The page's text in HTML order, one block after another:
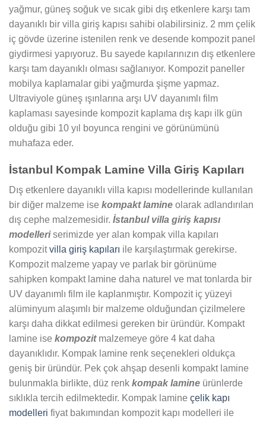
yağmur, güneş soğuk ve sıcak gibi dış etkenlere karşı tam
dayanıklı bir villa giriş kapısı sahibi olabilirsiniz. 2 mm çelik
iç gövde üzerine istenilen renk ve desende kompozit panel
giydirmesi yapıyoruz. Bu sayede kapılarınızın dış etkenlere
karşı tam dayanıklı olması sağlanıyor. Kompozit paneller
mobilya kaplamalar gibi yağmurda şişme yapmaz.
Ultraviyole güneş ışınlarına arşı UV dayanımlı film
kaplaması sayesinde kompozit kaplama dış kapı ilk gün
olduğu gibi 10 yıl boyunca rengini ve görünümünü
muhafaza eder.
İstanbul Kompak Lamine Villa Giriş Kapıları
Dış etkenlere dayanıklı villa kapısı modellerinde kullanılan
bir diğer malzeme ise kompakt lamine olarak adlandırılan
dış cephe malzemesidir. İstanbul villa giriş kapısı
modelleriserimizde yer alan kompak villa kapıları
kompozitvilla giriş kapıları ile karşılaştırmak gerekirse.
Kompozit malzeme yapay ve parlak bir görünüme
sahipken kompakt lamine daha naturel ve mat tonlarda bir
UV dayanımlı film ile kaplanmıştır. Kompozit iç yüzeyi
alüminyum alaşımlı bir malzeme olduğundan çizilmelere
karşı daha dikkat edilmesi gereken bir üründür. Kompakt
lamine ise kompozit malzemeye göre 4 kat daha
dayanıklıdır. Kompak lamine renk seçenekleri oldukça
geniş bir üründür. Pek çok ahşap desenli kompakt lamine
bulunmakla birlikte, düz renk kompak lamine ürünlerde
sıklıkla tercih edilmektedir. Kompak lamine çelik kapı
modelleri fiyat bakımından kompozit kapı modelleri ile